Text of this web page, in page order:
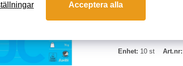
Enhet: 10 st Art.nr:
Acceptera alla